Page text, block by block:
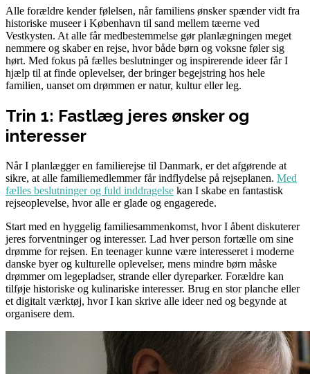
Alle forældre kender følelsen, når familiens ønsker spænder vidt fra
historiske museer i København til sand mellem tæerne ved
Vestkysten. At alle får medbestemmelse gør planlægningen meget
nemmere og skaber en rejse, hvor både børn og voksne føler sig
hørt. Med fokus på fælles beslutninger og inspirerende ideer får I
hjælp til at finde oplevelser, der bringer begejstring hos hele
familien, uanset om drømmen er natur, kultur eller leg.
Trin 1: Fastlæg jeres ønsker og
interesser
Når I planlægger en familierejse til Danmark, er det afgørende at
sikre, at alle familiemedlemmer får indflydelse på rejseplanen. Med
fælles beslutninger og fuld inddragelse kan I skabe en fantastisk
rejseoplevelse, hvor alle er glade og engagerede.
Start med en hyggelig familiesammenkomst, hvor I åbent diskuterer
jeres forventninger og interesser. Lad hver person fortælle om sine
drømme for rejsen. En teenager kunne være interesseret i moderne
danske byer og kulturelle oplevelser, mens mindre børn måske
drømmer om legepladser, strande eller dyreparker. Forældre kan
tilføje historiske og kulinariske interesser. Brug en stor planche eller
et digitalt værktøj, hvor I kan skrive alle ideer ned og begynde at
organisere dem.